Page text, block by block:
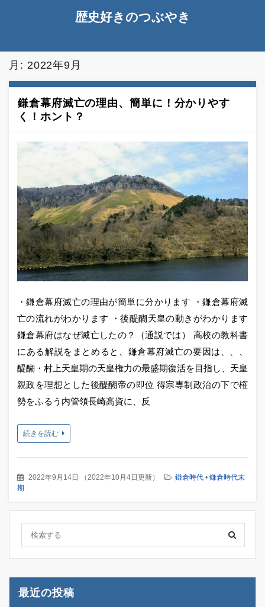
歴史好きのつぶやき
月: 2022年9月
鎌倉幕府滅亡の理由、簡単に！分かりやす
く！ホント？
・鎌倉幕府滅亡の理由が簡単に分かります ・鎌倉幕府滅
亡の流れがわかります ・後醍醐天皇の動きがわかります
鎌倉幕府はなぜ滅亡したの？（通説では） 高校の教科書
にある解説をまとめると、鎌倉幕府滅亡の要因は、、、
醍醐・村上天皇期の天皇権力の最盛期復活を目指し、天皇
親政を理想とした後醍醐帝の即位 得宗専制政治の下で権
勢をふるう内管領長崎高資に、反
続きを読む
2022年9月14日 （ 2022年10月4日更新） 鎌倉時代 • 鎌倉時代末
期
最近の投稿